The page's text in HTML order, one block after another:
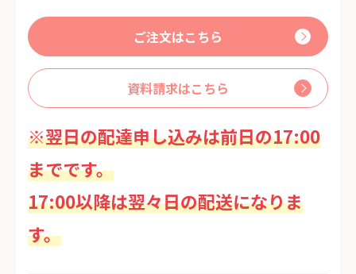
ご注文はこちら
資料請求はこちら
※翌日の配達申し込みは前日の17:00
までです。
17:00以降は翌々日の配送になりま
す。